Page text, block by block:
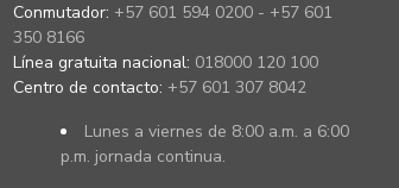
Conmutador: +57 601 594 0200 - +57 601
350 8166
Línea gratuita nacional: 018000 120 100
Centro de contacto: +57 601 307 8042
Lunes a viernes de 8:00 a.m. a 6:00
p.m. jornada continua.